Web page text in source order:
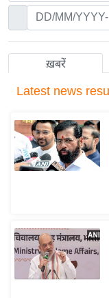
र
ष्ट्री
अं
र्रा
ष्ट्री
य
स
उ
द्यो
ख़बरें
Latest news